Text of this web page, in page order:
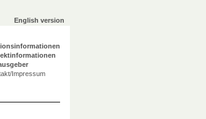
English version
Impressum